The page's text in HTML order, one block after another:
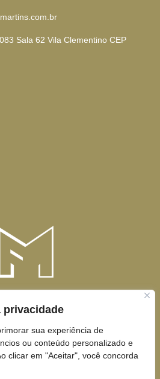
privacidade
sua experiência de
ou conteúdo personalizado e
clicar em "Aceitar", você concorda
Sala 62 Vila Clementino CEP
SOCIAL